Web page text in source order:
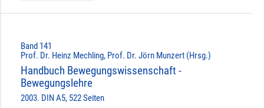
Band 141
Prof. Dr. Heinz Mechling, Prof. Dr. Jörn Munzert (Hrsg.)
Handbuch Bewegungswissenschaft -
Bewegungslehre
2003. DIN A5, 522 Seiten